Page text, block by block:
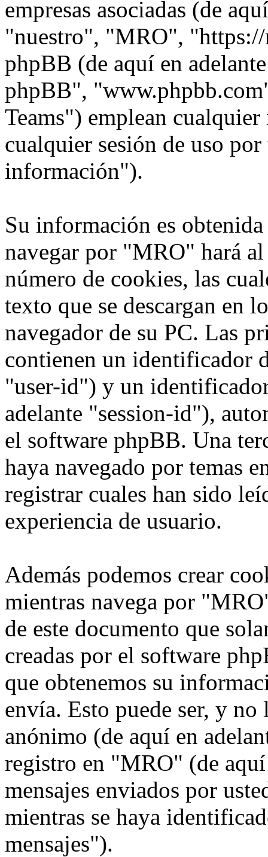
empresas asociadas (de
"nuestro", "MRO",
phpBB (de aquí en
phpBB",
Teams") emplean
cualquier sesión de uso
información").
Su información es
navegar por "MRO" hará
número de cookies, las
texto que se descargan en
navegador de su PC. Las
contienen un identificador
"user-id") y un
adelante "session-id"),
el software phpBB. Una
haya navegado por temas
registrar cuales han sido
experiencia de usuario.
Además podemos crear
mientras navega por
de este documento que
creadas por el software
que obtenemos su
envía. Esto puede ser, y
anónimo (de aquí en
registro en "MRO" (de
mensajes enviados por
mientras se haya
mensajes").